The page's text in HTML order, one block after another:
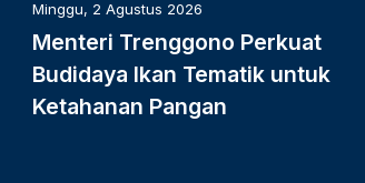
Minggu, 2 Agustus 2026
Menteri Trenggono Perkuat
Budidaya Ikan Tematik untuk
Ketahanan Pangan